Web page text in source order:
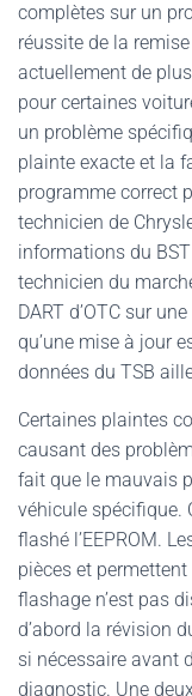
complètes sur un
réussite de la
actuellement de
pour certaines
un problème
plainte exacte et la
programme correct
technicien de
informations du
technicien du
DART d’OTC sur
qu’une mise à jour
données du TSB
Certaines plaintes
causant des
fait que le mauvais
véhicule spécifique.
flashé l’EEPROM.
pièces et
flashage n’est pas
d’abord la révision
si nécessaire avant
diagnostic. Une